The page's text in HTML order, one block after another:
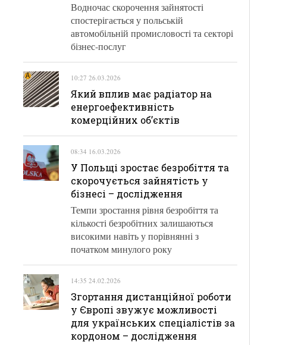
Водночас скорочення зайнятості
спостерігається у польській
автомобільній промисловості та секторі
бізнес-послуг
10:27 26.03.2026
Який вплив має радіатор на
енергоефективність
комерційних об’єктів
08:34 16.03.2026
У Польщі зростає безробіття та
скорочується зайнятість у
бізнесі – дослідження
Темпи зростання рівня безробіття та
кількості безробітних залишаються
високими навіть у порівнянні з
початком минулого року
14:35 24.02.2026
Згортання дистанційної роботи
у Європі звужує можливості
для українських спеціалістів за
кордоном – дослідження